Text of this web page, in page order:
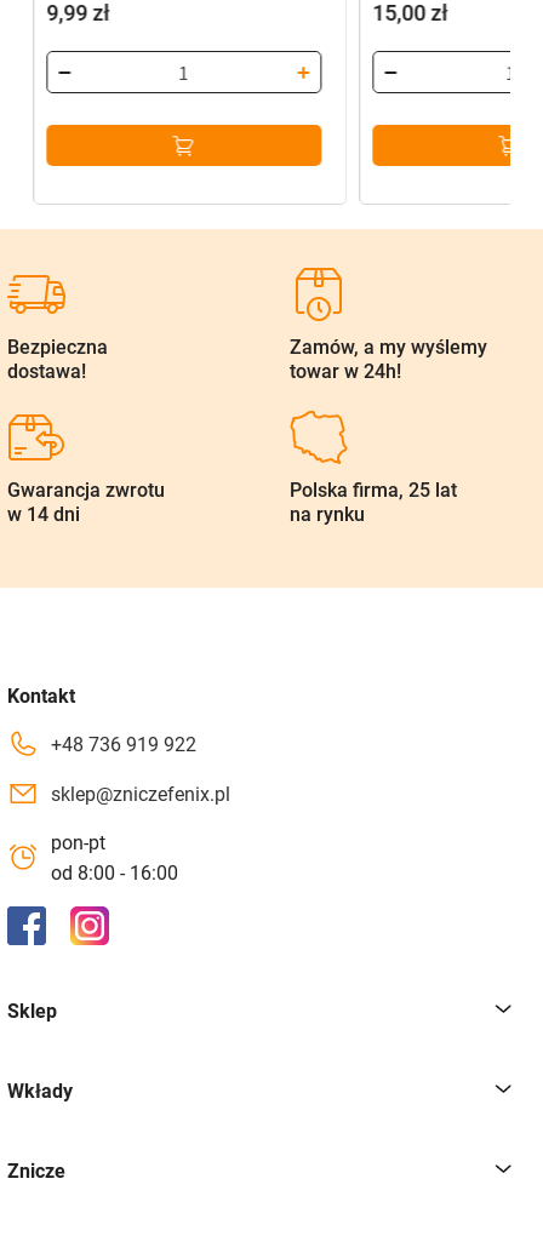
9,99zł 15,00zł
Bezpieczna
dostawa!
Zamów, a my wyślemy
towar w 24h!
Gwarancja zwrotu
w 14 dni
Polska firma, 25 lat
na rynku
Kontakt
+48 736 919 922
sklep@zniczefenix.pl
pon-pt
od 8:00 - 16:00
Sklep
Wkłady
Znicze